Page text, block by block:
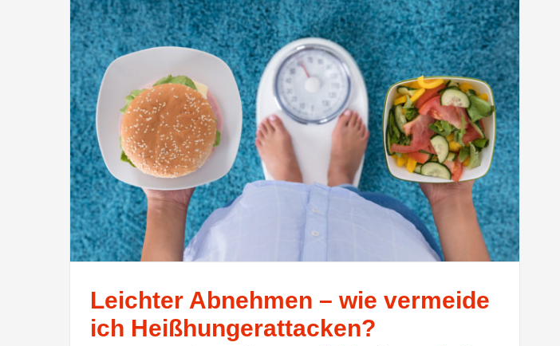
Leichter Abnehmen – wie vermeide
ich Heißhungerattacken?